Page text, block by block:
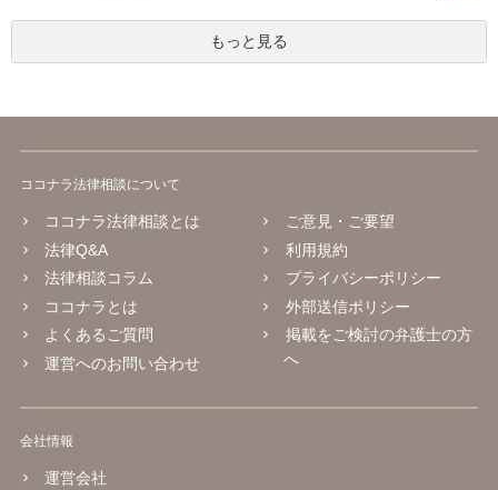
もっと見る
ココナラ法律相談について
ココナラ法律相談とは
法律Q&A
法律相談コラム
ココナラとは
よくあるご質問
運営へのお問い合わせ
ご意見・ご要望
利用規約
プライバシーポリシー
外部送信ポリシー
掲載をご検討の弁護士の方
へ
会社情報
運営会社